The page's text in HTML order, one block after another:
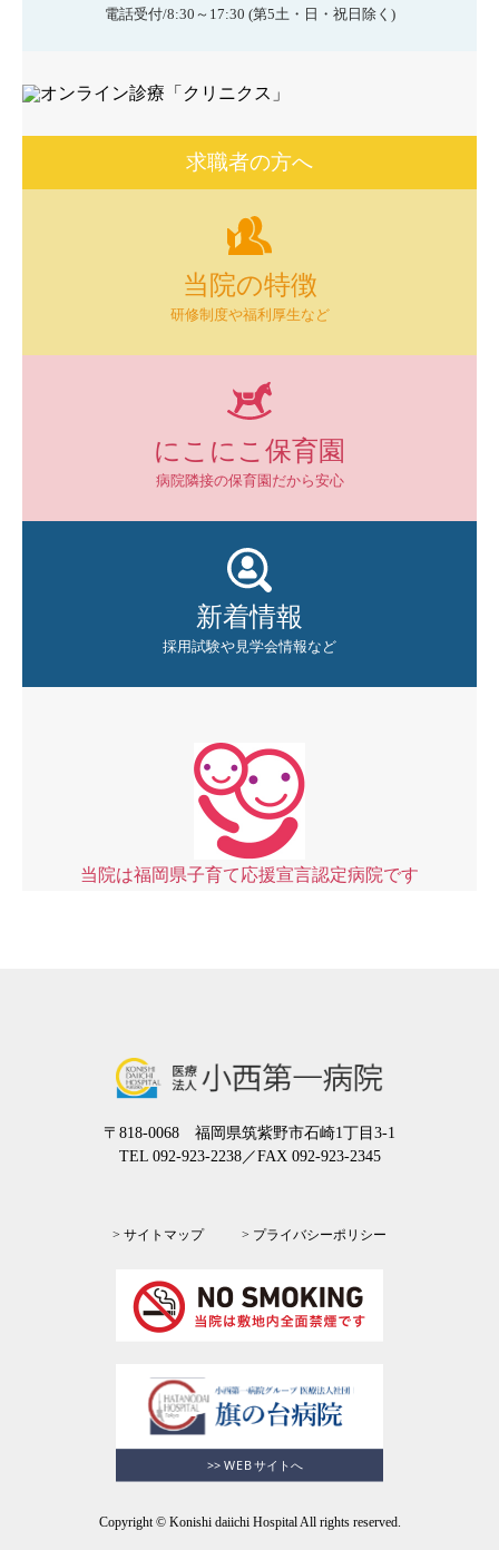
電話受付/8:30～17:30 (第5土・日・祝日除く)
求職者の方へ
当院の特徴
研修制度や福利厚生など
にこにこ保育園
病院隣接の保育園だから安心
新着情報
採用試験や見学会情報など
当院は福岡県子育て応援宣言認定病院です
〒818-0068 福岡県筑紫野市石崎1丁目3-1
TEL 092-923-2238／FAX 092-923-2345
> サイトマップ > プライバシーポリシー
Copyright © Konishi daiichi Hospital All rights reserved.